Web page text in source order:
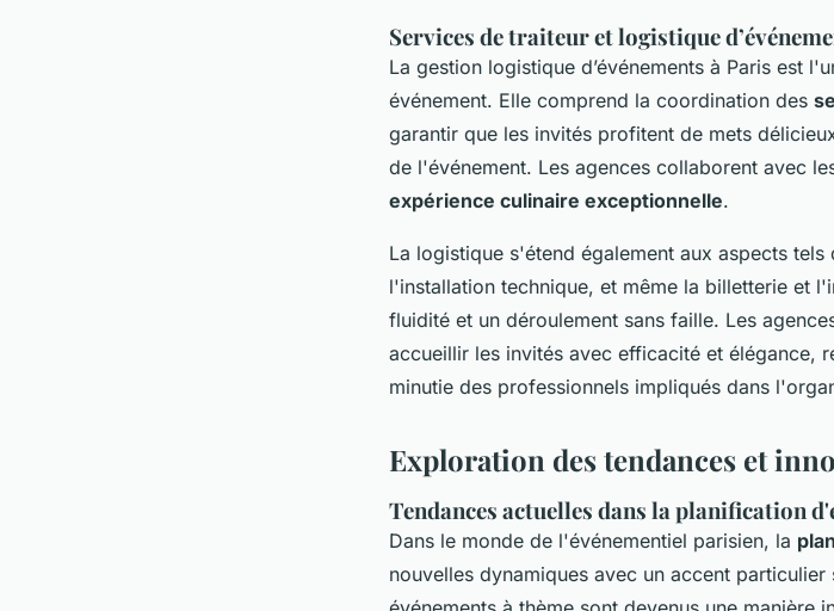
Services de traiteur et logistique
La gestion logistique d’événements à Paris est
événement. Elle comprend la coordination des
garantir que les invités profitent de mets
de l'événement. Les agences collaborent avec
expérience culinaire exceptionnelle.
La logistique s'étend également aux aspects
l'installation technique, et même la billetterie et
fluidité et un déroulement sans faille. Les
accueillir les invités avec efficacité et élégance,
minutie des professionnels impliqués dans
Exploration des tendances et
Tendances actuelles dans la planification
Dans le monde de l'événementiel parisien, la
nouvelles dynamiques avec un accent